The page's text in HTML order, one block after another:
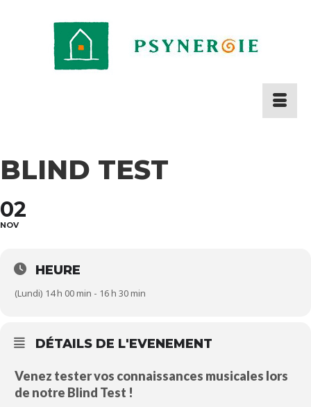
BLIND TEST
02
NOV
HEURE
(Lundi) 14 h 00 min - 16 h 30 min
DÉTAILS DE L'EVENEMENT
Venez tester vos connaissances musicales lors
de notre Blind Test !